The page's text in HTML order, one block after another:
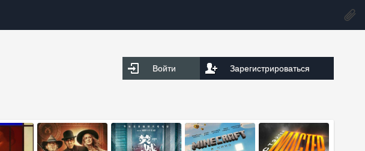
Войти Зарегистрироваться